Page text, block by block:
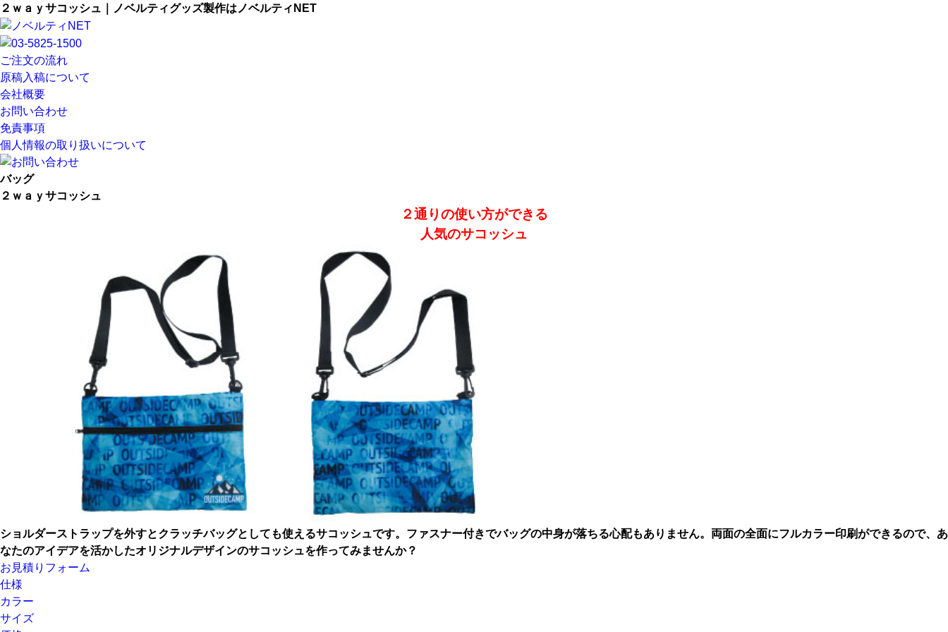
２ｗａｙサコッシュ｜ノベルティグッズ製作はノベルティNET
ご注文の流れ
原稿入稿について
会社概要
お問い合わせ
免責事項
個人情報の取り扱いについて
バッグ
２ｗａｙサコッシュ
２通りの使い方ができる
人気のサコッシュ
ショルダーストラップを外すとクラッチバッグとしても使えるサコッシュです。 ファスナー付きでバッグの中身が落ちる心配もありません。 両面の全面にフルカラー印刷ができるので、あ
なたのアイデアを活かしたオリジナルデザインのサコッシュを作ってみませんか？
お見積りフォーム
仕様
カラー
サイズ